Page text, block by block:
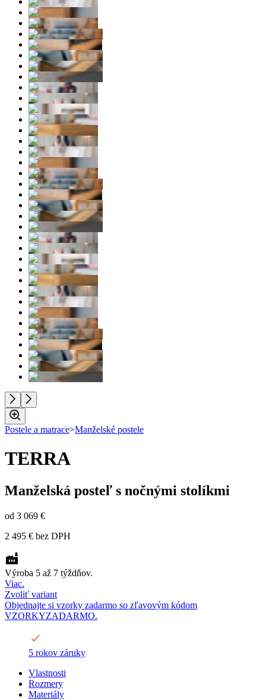
Postele a matrace>Manželské postele
TERRA
Manželská posteľ s nočnými stolíkmi
od 3 069 €
2 495 € bez DPH
Výroba 5 až 7 týždňov.
Viac.
Zvoliť variant
Objednajte si vzorky zadarmo so zľavovým kódom
VZORKYZADARMO.
5 rokov záruky
Vlastnosti
Rozmery
Materiály